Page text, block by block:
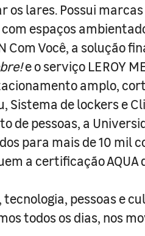
lares. Possui
espaços
Com Você, a solução
e o serviço LEROY
amplo,
Sistema de lockers e
de pessoas, a
para mais de 10 mil
a certificação AQUA
pessoas e
todos os dias, nos